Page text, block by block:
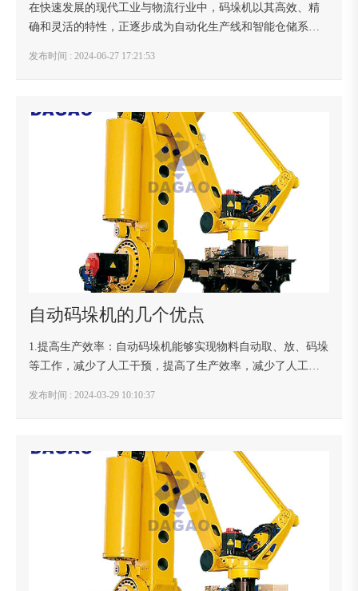
在快速发展的现代工业与物流行业中，码垛机以其高效、精
确和灵活的特性，正逐步成为自动化生产线和智能仓储系统
发布时间 : 2024-06-27 17:21:53
自动码垛机的几个优点
1.提高生产效率：自动码垛机能够实现物料自动取、放、码垛
等工作，减少了人工干预，提高了生产效率，减少了人工疲
成本：自动码垛机不需要人工搬运和堆垛，而...
发布时间 : 2024-03-29 10:10:37